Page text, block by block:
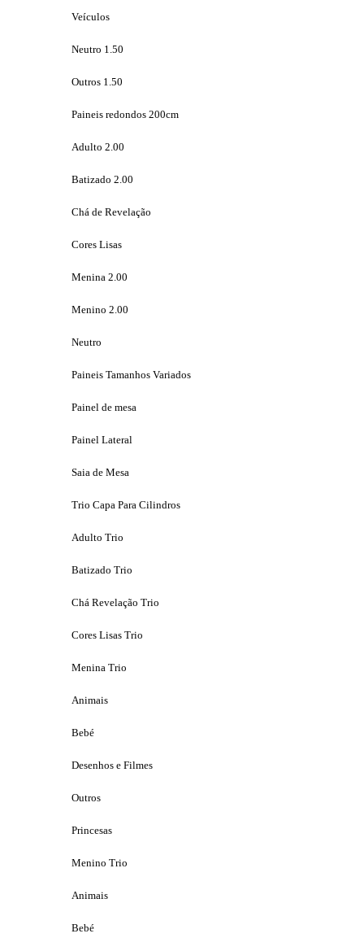
Veículos
Neutro 1.50
Outros 1.50
Paineis redondos 200cm
Adulto 2.00
Batizado 2.00
Chá de Revelação
Cores Lisas
Menina 2.00
Menino 2.00
Neutro
Paineis Tamanhos Variados
Painel de mesa
Painel Lateral
Saia de Mesa
Trio Capa Para Cilindros
Adulto Trio
Batizado Trio
Chá Revelação Trio
Cores Lisas Trio
Menina Trio
Animais
Bebé
Desenhos e Filmes
Outros
Princesas
Menino Trio
Animais
Bebé